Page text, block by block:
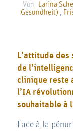
Von Larina
Gesundheit) ,
L’attitude
de
clinique reste
l’IA
souhaitable à
Face à la